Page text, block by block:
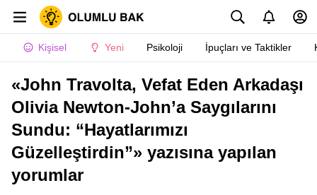
Kişisel Yeni Psikoloji İpuçları ve Taktikler
«John Travolta, Vefat Eden Arkadaşı
Olivia Newton-John’a Saygılarını
Sundu: “Hayatlarımızı
Güzelleştirdin”» yazısına yapılan
yorumlar